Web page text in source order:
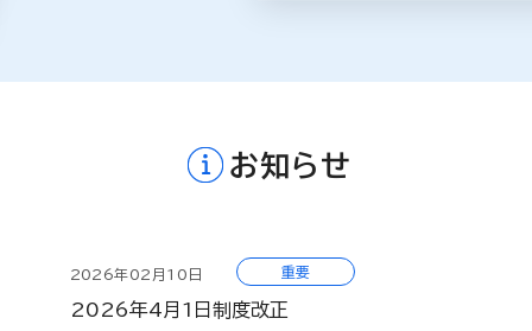
お知らせ
2026年02月10日 重要
2026年4月1日制度改正